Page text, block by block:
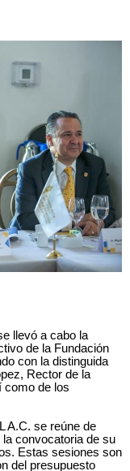
llevó a cabo la
de la Fundación
con la distinguida
Rector de la
como de los
A.C. se reúne de
convocatoria de su
Estas sesiones son
del presupuesto